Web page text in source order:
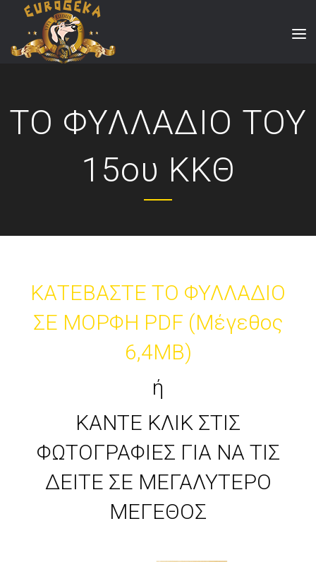
ΤΟ ΦΥΛΛΑΔΙΟ ΤΟΥ
15ου ΚΚΘ
ΚΑΤΕΒΑΣΤΕ ΤΟ ΦΥΛΛΑΔΙΟ
ΣΕ ΜΟΡΦΗ PDF (Μέγεθος
6,4MB)
ή
ΚΑNTE ΚΛΙΚ ΣΤΙΣ
ΦΩΤΟΓΡΑΦΙΕΣ ΓΙΑ ΝΑ ΤΙΣ
ΔΕΙΤΕ ΣΕ ΜΕΓΑΛΥΤΕΡΟ
ΜΕΓΕΘΟΣ